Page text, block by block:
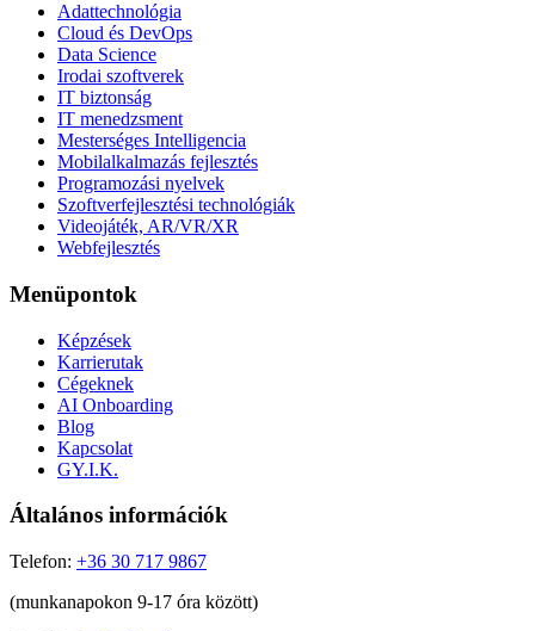
Adattechnológia
Cloud és DevOps
Data Science
Irodai szoftverek
IT biztonság
IT menedzsment
Mesterséges Intelligencia
Mobilalkalmazás fejlesztés
Programozási nyelvek
Szoftverfejlesztési technológiák
Videojáték, AR/VR/XR
Webfejlesztés
Menüpontok
Képzések
Karrierutak
Cégeknek
AI Onboarding
Blog
Kapcsolat
GY.I.K.
Általános információk
Telefon: +36 30 717 9867
(munkanapokon 9-17 óra között)